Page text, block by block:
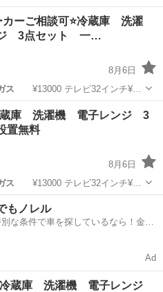
カーご相談可⭐️冷蔵庫 洗濯
3点セット 一…
8月6日
ス ¥13000 テレビ32インチ¥…
活家電 商品
蔵庫 洗濯機 電子レンジ 3
置無料
8月6日
ス ¥13000 テレビ32インチ¥…
チン家電
もノレル
な条件で車を探しているなら！金利
Ad
冷蔵庫 洗濯機 電子レンジ